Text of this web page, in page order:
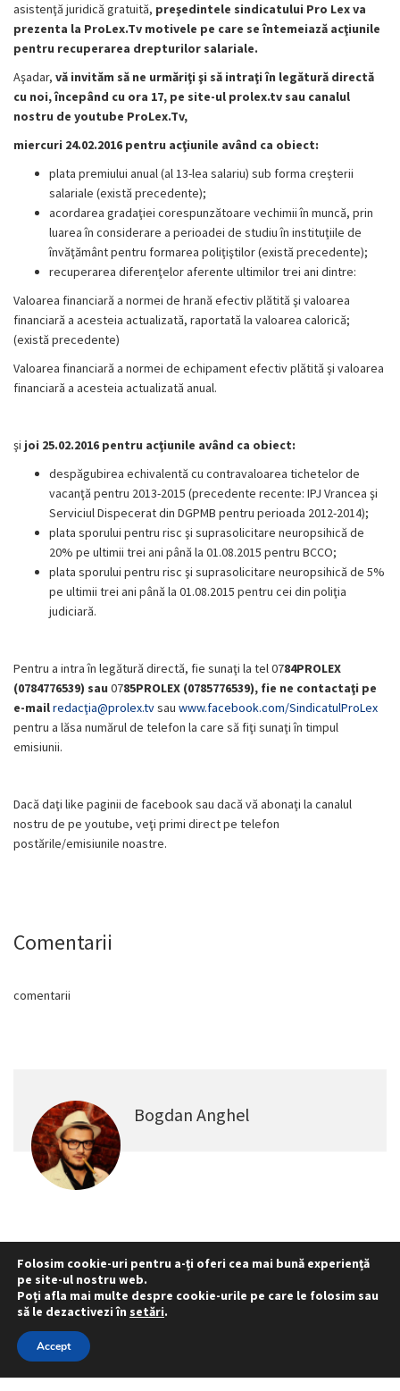
asistenţă juridică gratuită, preşedintele sindicatului Pro Lex va
prezenta la ProLex.Tv motivele pe care se întemeiază acţiunile
pentru recuperarea drepturilor salariale.
Aşadar, vă invităm să ne urmăriţi şi să intraţi în legătură directă
cu noi, începând cu ora 17, pe site-ul prolex.tv sau canalul
nostru de youtube ProLex.Tv,
miercuri 24.02.2016 pentru acţiunile având ca obiect:
plata premiului anual (al 13-lea salariu) sub forma creşterii
salariale (există precedente);
acordarea gradaţiei corespunzătoare vechimii în muncă, prin
luarea în considerare a perioadei de studiu în instituţiile de
învăţământ pentru formarea poliţiştilor (există precedente);
recuperarea diferenţelor aferente ultimilor trei ani dintre:
Valoarea financiară a normei de hrană efectiv plătită şi valoarea
financiară a acesteia actualizată, raportată la valoarea calorică;
(există precedente)
Valoarea financiară a normei de echipament efectiv plătită şi valoarea
financiară a acesteia actualizată anual.
şi joi 25.02.2016 pentru acţiunile având ca obiect:
despăgubirea echivalentă cu contravaloarea tichetelor de
vacanţă pentru 2013-2015 (precedente recente: IPJ Vrancea şi
Serviciul Dispecerat din DGPMB pentru perioada 2012-2014);
plata sporului pentru risc şi suprasolicitare neuropsihică de
20% pe ultimii trei ani până la 01.08.2015 pentru BCCO;
plata sporului pentru risc şi suprasolicitare neuropsihică de 5%
pe ultimii trei ani până la 01.08.2015 pentru cei din poliţia
judiciară.
Pentru a intra în legătură directă, fie sunaţi la tel 0784PROLEX
(0784776539) sau 0785PROLEX (0785776539), fie ne contactaţi pe
e-mailredacţia@prolex.tvsau www.facebook.com/SindicatulProLex
pentru a lăsa numărul de telefon la care să fiţi sunaţi în timpul
emisiunii.
Dacă daţi like paginii de facebook sau dacă vă abonaţi la canalul
nostru de pe youtube, veţi primi direct pe telefon
postările/emisiunile noastre.
Comentarii
comentarii
Bogdan Anghel
Statut
Reprezentativitate M.A.I.
Reprezentativitate I.G.P.R. și I.P.J.-uri
Politica folosirii cookie-urilor
© 2015 - 2022 S.N. PRO LEX.
Folosim cookie-uri pentru a-ți oferi cea mai bună experiență
pe site-ul nostru web.
Poți afla mai multe despre cookie-urile pe care le folosim sau
să le dezactivezi în setări.
Accept